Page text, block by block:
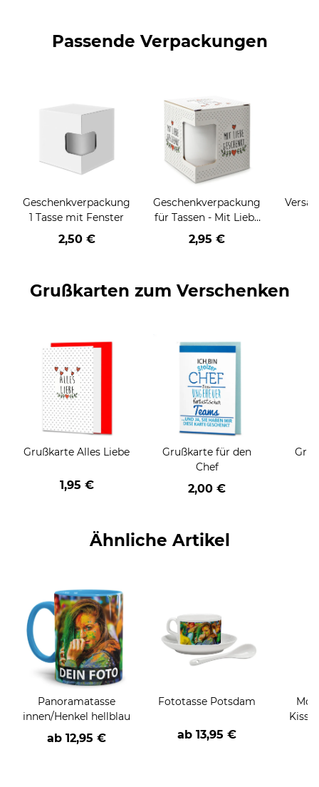
Passende Verpackungen
Geschenkverpackung
1 Tasse mit Fenster
2,50 €
Geschenkverpackung
für Tassen - Mit Liebe
geschenkt
2,95 €
Grußkarten zum Verschenken
Grußkarte Alles Liebe
1,95 €
Grußkarte für den
Chef
2,00 €
Ähnliche Artikel
Panoramatasse
innen/Henkel hellblau
ab 12,95 €
Fototasse Potsdam
ab 13,95 €